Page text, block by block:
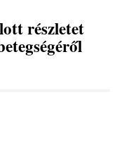
részletet